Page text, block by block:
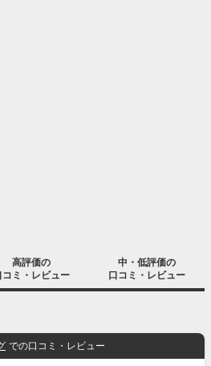
高評価の
コミ・レビュー
中・低評価の
口コミ・レビュー
での口コミ・レビュー